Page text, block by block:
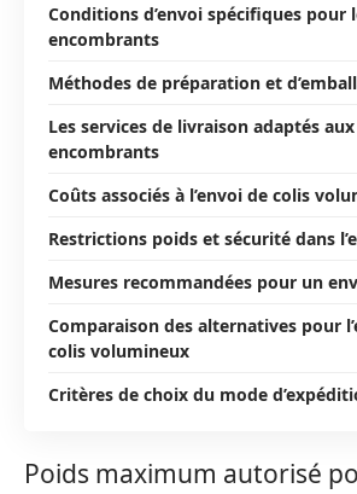
Conditions d’envoi spécifiques pour
encombrants
Méthodes de préparation et
Les services de livraison adaptés
encombrants
Coûts associés à l’envoi de colis
Restrictions poids et sécurité dans
Mesures recommandées pour un
Comparaison des alternatives pour
colis volumineux
Critères de choix du mode
Poids maximum autorisé